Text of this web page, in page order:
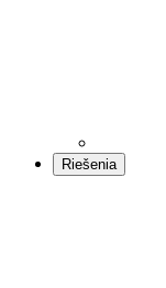
Riešenia